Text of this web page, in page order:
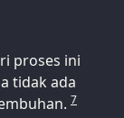
proses ini
tidak ada
7